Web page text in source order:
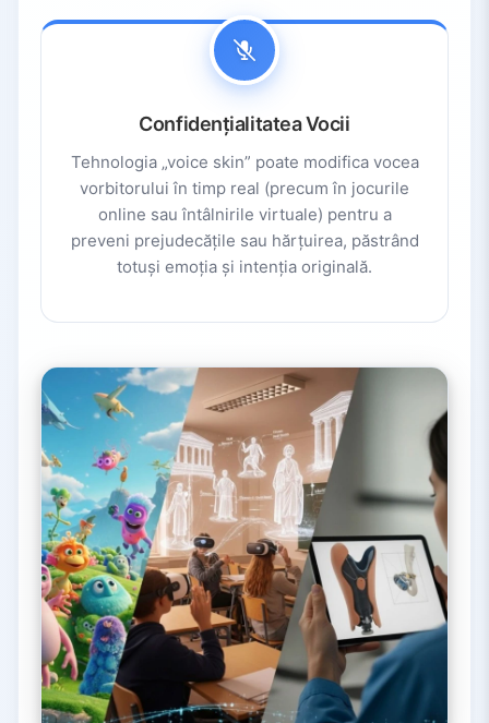
Confidențialitatea Vocii
Tehnologia „voice skin” poate modifica vocea
vorbitorului în timp real (precum în jocurile
online sau întâlnirile virtuale) pentru a
preveni prejudecățile sau hărțuirea, păstrând
totuși emoția și intenția originală.